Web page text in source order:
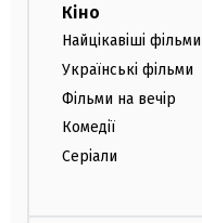
Кіно
Найцікавіші фільми
Українські фільми
Фільми на вечір
Комедії
Серіали